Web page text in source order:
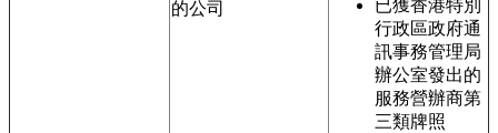
的公司
已獲香港特別
行政區政府通
訊事務管理局
辦公室發出的
服務營辦商第
三類牌照